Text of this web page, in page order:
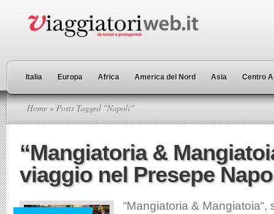
Italia Europa Africa America del Nord Asia Centro
Home » Posts Tagged "Napoli"
“Mangiatoria &
viaggio nel Presepe
“Mangiatoria & Mangiatoia“,